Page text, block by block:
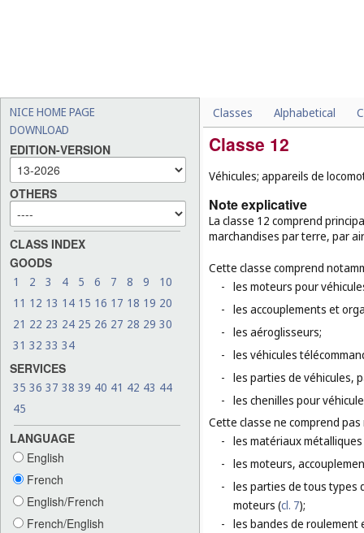
NICE HOME PAGE
DOWNLOAD
EDITION-VERSION
OTHERS
CLASS INDEX
GOODS
1 2 3 4 5 6 7 8 9
10
11 12 13 14 15 16 17 18 19 20
21 22 23 24 25 26 27 28 29 30
31 32 33 34
SERVICES
35 36 37 38 39 40 41 42 43 44
45
LANGUAGE
English
French
English/French
French/English
Classes Alphabetical
Classe 12
Véhicules; appareils de
Note explicative
La classe 12 comprend
marchandises par terre, par
Cette classe comprend
- les moteurs pour
- les accouplements et
- les aéroglisseurs;
- les véhicules
- les parties de véhicules,
- les chenilles pour
Cette classe ne comprend
- les matériaux
- les moteurs,
- les parties de tous types
moteurs (cl. 7);
- les bandes de roulement